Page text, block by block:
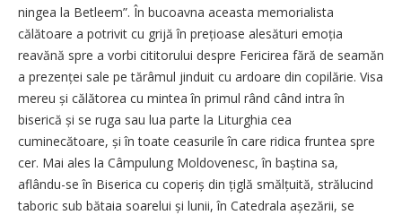
ningea la Betleem”. În bucoavna aceasta memorialista
călătoare a potrivit cu grijă în prețioase alesături emoția
reavănă spre a vorbi cititorului despre Fericirea fără de seamăn
a prezenței sale pe tărâmul jinduit cu ardoare din copilărie. Visa
mereu și călătorea cu mintea în primul rând când intra în
biserică și se ruga sau lua parte la Liturghia cea
cuminecătoare, și în toate ceasurile în care ridica fruntea spre
cer. Mai ales la Câmpulung Moldovenesc, în baștina sa,
aflându-se în Biserica cu cope­riș din țiglă smălțuită, strălucind
taboric sub bătaia soarelui și lunii, în Catedrala așezării, se